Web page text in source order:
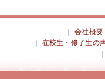
会社概要
在校生・修了生の